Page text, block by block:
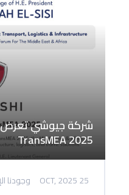
شركة جيوشي تعرض
TransMEA 2025
25 OCT, 2025 وجودنا